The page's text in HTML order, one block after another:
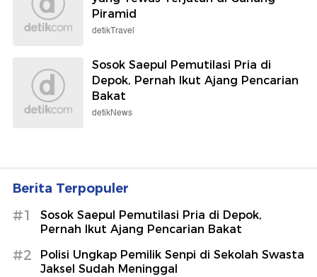
Piramid
detikTravel
Sosok Saepul Pemutilasi Pria di
Depok, Pernah Ikut Ajang Pencarian
Bakat
detikNews
Berita Terpopuler
#1
Sosok Saepul Pemutilasi Pria di Depok,
Pernah Ikut Ajang Pencarian Bakat
#2
Polisi Ungkap Pemilik Senpi di Sekolah Swasta
Jaksel Sudah Meninggal